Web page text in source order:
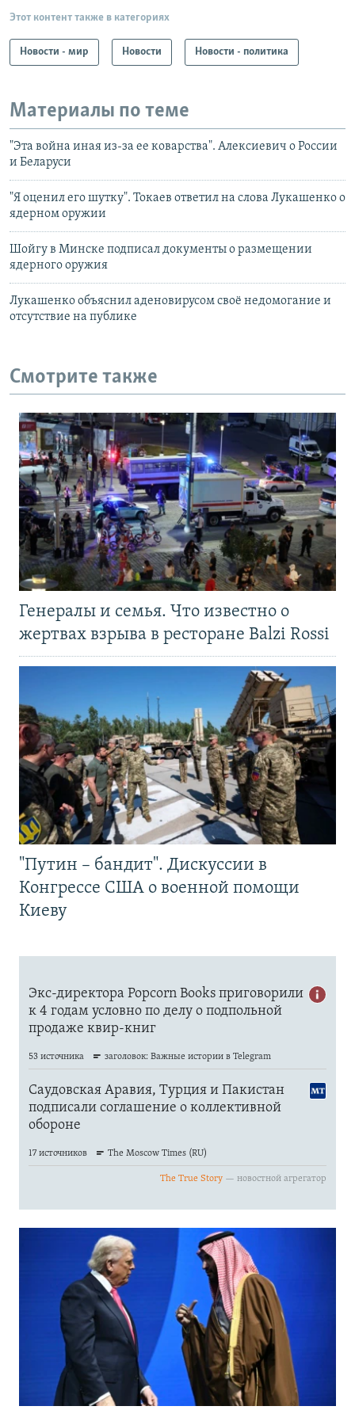
Этот контент также в категориях
Новости - мир Новости Новости - политика
Материалы по теме
"Эта война иная из-за ее коварства". Алексиевич о России
и Беларуси
"Я оценил его шутку". Токаев ответил на слова Лукашенко о
ядерном оружии
Шойгу в Минске подписал документы о размещении
ядерного оружия
Лукашенко объяснил аденовирусом своё недомогание и
отсутствие на публике
Смотрите также
Генералы и семья. Что известно о
жертвах взрыва в ресторане Balzi Rossi
"Путин – бандит". Дискуссии в
Конгрессе США о военной помощи
Киеву